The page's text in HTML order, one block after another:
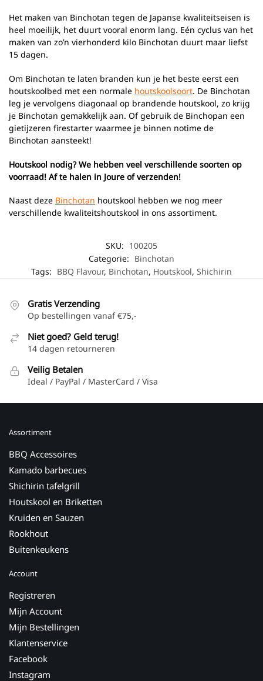
Het maken van Binchotan tegen de Japanse kwaliteitseisen is
heel moeilijk, het duurt vooral enorm lang. Eén cyclus van het
maken van zo’n vierhonderd kilo Binchotan duurt maar liefst
15 dagen.
Om Binchotan te laten branden kun je het beste eerst een
houtskoolbed met een normale houtskoolsoort. De Binchotan
leg je vervolgens diagonaal op brandende houtskool, zo krijg
je Binchotan gemakkelijk aan. Of gebruik de Binchopan een
gietijzeren firestarter waarmee je binnen notime de
Binchotan aansteekt!
Houtskool nodig? We hebben veel verschillende soorten op
voorraad! Af te halen in Joure of verzenden!
Naast deze Binchotan houtskool hebben we nog meer
verschillende kwaliteitshoutskool in ons assortiment.
SKU: 100205
Categorie: Binchotan
Tags: BBQ Flavour, Binchotan, Houtskool, Shichirin
Gratis Verzending
Op bestellingen vanaf €75,-
Niet goed? Geld terug!
14 dagen retourneren
Veilig Betalen
Ideal / PayPal / MasterCard / Visa
Assortiment
BBQ Accessoires
Kamado barbecues
Shichirin tafelgrill
Houtskool en Briketten
Kruiden en Sauzen
Rookhout
Buitenkeukens
Account
Registreren
Mijn Account
Mijn Bestellingen
Klantenservice
Facebook
Instagram